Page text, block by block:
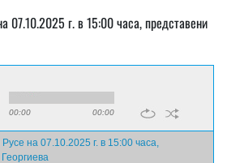
07.10.2025 г. в 15:00 часа, представени
00:00 00:00
на 07.10.2025 г. в 15:00 часа,